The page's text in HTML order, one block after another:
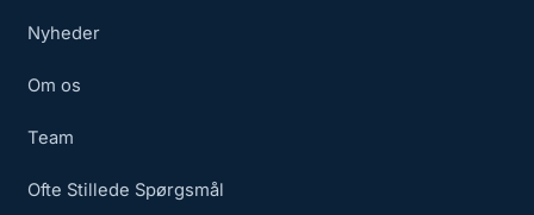
Nyheder
Om os
Team
Ofte Stillede Spørgsmål